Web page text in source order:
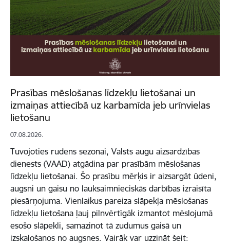
Prasības mēslošanas līdzekļu lietošanai un
izmaiņas attiecībā uz karbamīda jeb urīnvielas
lietošanu
07.08.2026.
Tuvojoties rudens sezonai, Valsts augu aizsardzības
dienests (VAAD) atgādina par prasībām mēslošanas
līdzekļu lietošanai. Šo prasību mērķis ir aizsargāt ūdeni,
augsni un gaisu no lauksaimnieciskās darbības izraisīta
piesārņojuma. Vienlaikus pareiza slāpekļa mēslošanas
līdzekļu lietošana ļauj pilnvērtīgāk izmantot mēslojumā
esošo slāpekli, samazinot tā zudumus gaisā un
izskalošanos no augsnes. Vairāk var uzzināt šeit: